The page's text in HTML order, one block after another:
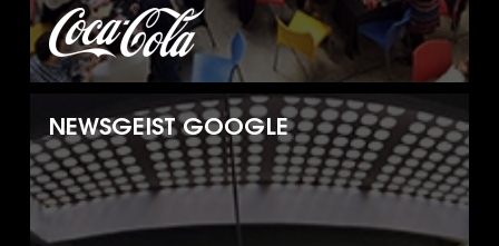
NEWSGEIST GOOGLE